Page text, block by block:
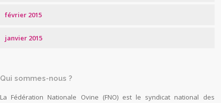
février 2015
janvier 2015
Qui sommes-nous ?
La Fédération Nationale Ovine (FNO) est le syndicat national des